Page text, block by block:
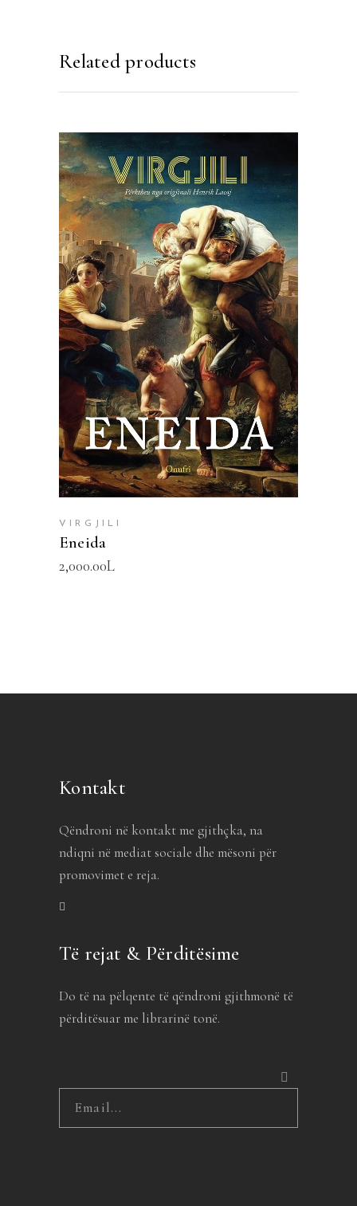
Related products
SHTOJE NË SHPORTË
VIRGJILI
Eneida
2,000.00L
Kontakt
Qëndroni në kontakt me gjithçka, na
ndiqni në mediat sociale dhe mësoni për
promovimet e reja.
Të rejat & Përditësime
Do të na pëlqente të qëndroni gjithmonë të
përditësuar me librarinë tonë.